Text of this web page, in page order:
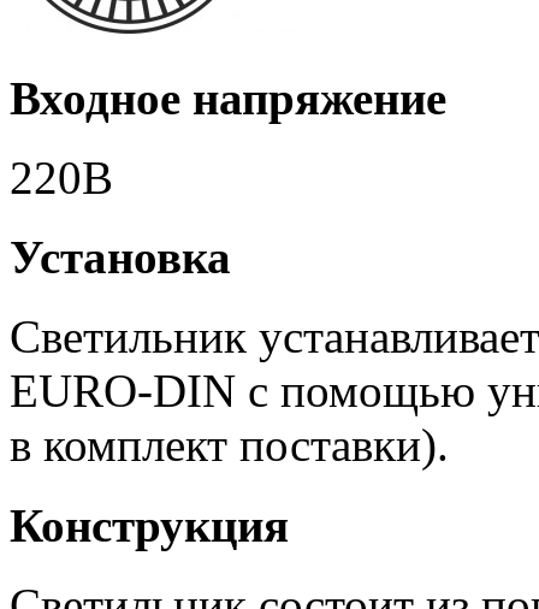
Входное напряжение
220В
Установка
Светильник
EURO-DIN с помощью
в комплект поставки).
Конструкция